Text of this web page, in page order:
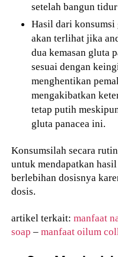
setelah bangun
Hasil dari konsumsi
akan terlihat jika
dua kemasan gluta
sesuai dengan
menghentikan
mengakibatkan
tetap putih
gluta panacea ini.
Konsumsilah secara
untuk mendapatkan
berlebihan dosisnya
dosis.
artikel terkait:manfaat
soap –manfaat oilum